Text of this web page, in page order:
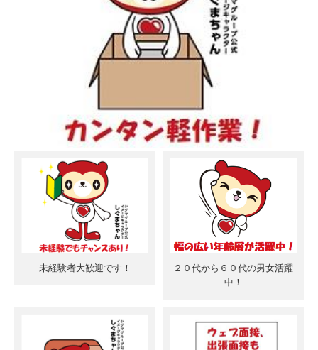
未経験者大歓迎です！
２０代から６０代の男女活躍
中！